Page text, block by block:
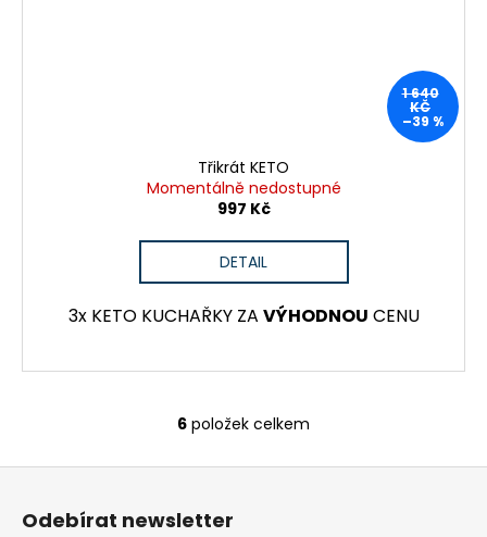
1 640
KČ
–39 %
Třikrát KETO
Momentálně nedostupné
997 Kč
DETAIL
3x KETO KUCHAŘKY ZA VÝHODNOU CENU
O
v
6 položek celkem
Z
Odebírat newsletter